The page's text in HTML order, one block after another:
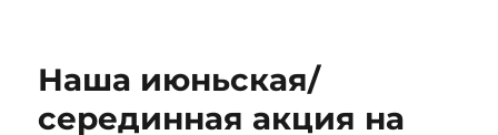
Наша июньская/
серединная акция на